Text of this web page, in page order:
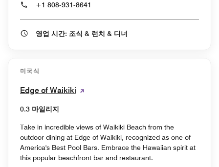
+1 808-931-8641
영업 시간: 조식 & 런치 & 디너
미국식
Edge of Waikiki
0.3 마일리지
Take in incredible views of Waikiki Beach from the
outdoor dining at Edge of Waikiki, recognized as one of
America's Best Pool Bars. Embrace the Hawaiian spirit at
this popular beachfront bar and restaurant.